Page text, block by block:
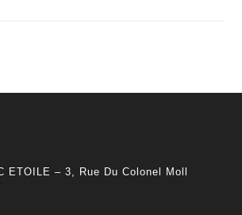
ETOILE – 3, Rue Du Colonel Moll